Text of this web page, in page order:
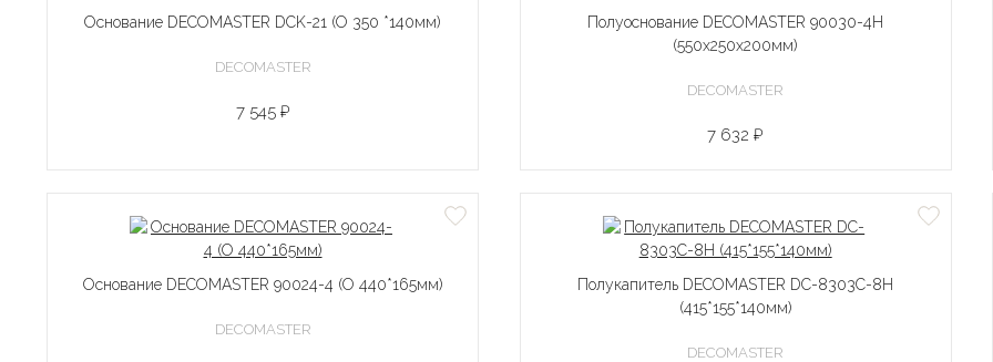
Основание DECOMASTER DCK-21 (O 350 *140мм)
DECOMASTER
7 545 ₽
Полуоснование DECOMASTER 90030-4H
(550х250х200мм)
DECOMASTER
7 632 ₽
Основание DECOMASTER 90024-4 (O 440*165мм)
DECOMASTER
Полукапитель DECOMASTER DC-8303C-8H
(415*155*140мм)
DECOMASTER